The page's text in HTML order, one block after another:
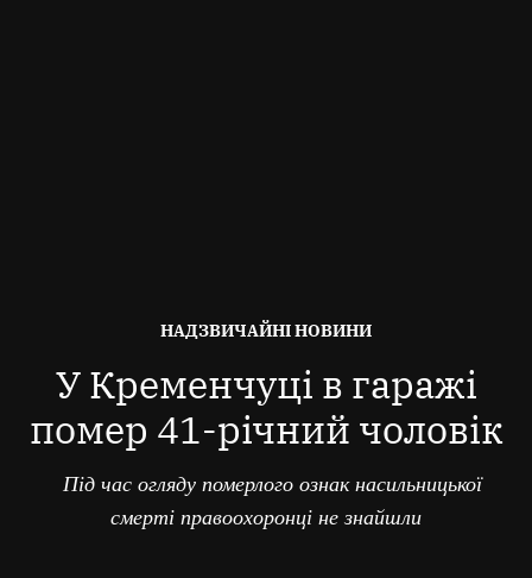
ОПУБЛІКОВАНО
НАДЗВИЧАЙНІ НОВИНИ
У Кременчуці в гаражі
помер 41-річний чоловік
Під час огляду померлого ознак насильницької
смерті правоохоронці не знайшли